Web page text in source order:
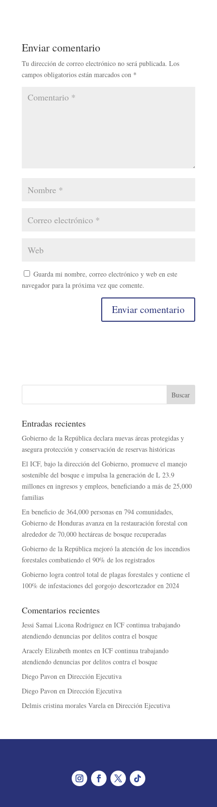
Enviar comentario
Tu dirección de correo electrónico no será publicada. Los
campos obligatorios están marcados con *
Guarda mi nombre, correo electrónico y web en este
navegador para la próxima vez que comente.
Entradas recientes
Gobierno de la República declara nuevas áreas protegidas y
asegura protección y conservación de reservas históricas
El ICF, bajo la dirección del Gobierno, promueve el manejo
sostenible del bosque e impulsa la generación de L 23.9
millones en ingresos y empleos, beneficiando a más de 25,000
familias
En beneficio de 364,000 personas en 794 comunidades,
Gobierno de Honduras avanza en la restauración forestal con
alrededor de 70,000 hectáreas de bosque recuperadas
Gobierno de la República mejoró la atención de los incendios
forestales combatiendo el 90% de los registrados
Gobierno logra control total de plagas forestales y contiene el
100% de infestaciones del gorgojo descortezador en 2024
Comentarios recientes
Jessi Samai Licona Rodriguezen ICF continua trabajando
atendiendo denuncias por delitos contra el bosque
Aracely Elizabeth montesen ICF continua trabajando
atendiendo denuncias por delitos contra el bosque
Diego Pavonen Dirección Ejecutiva
Diego Pavonen Dirección Ejecutiva
Delmis cristina morales Varelaen Dirección Ejecutiva